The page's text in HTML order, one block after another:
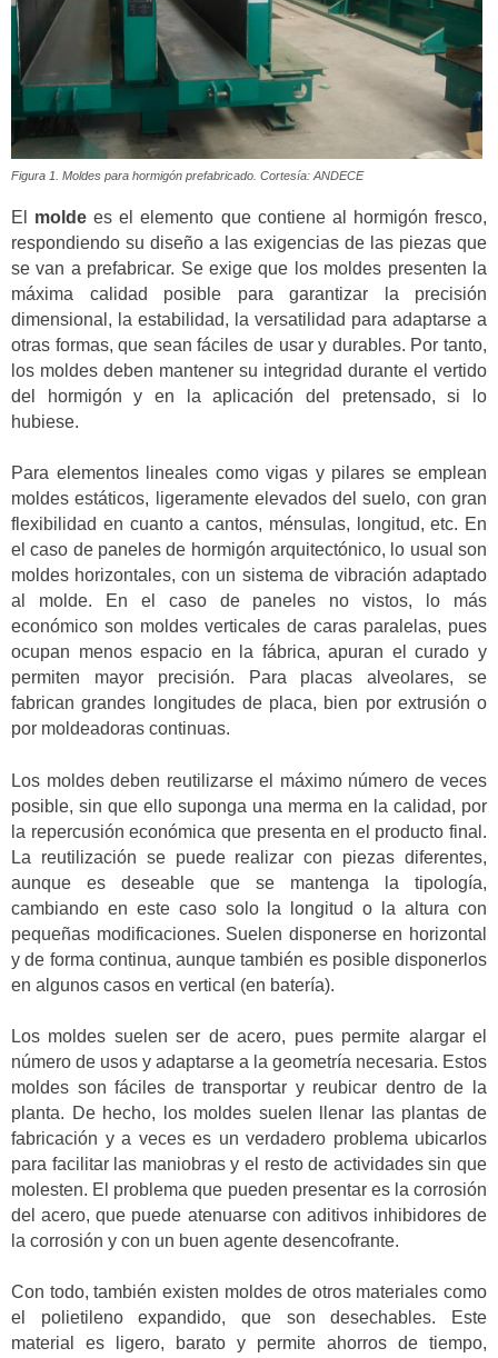
Figura 1. Moldes para hormigón prefabricado. Cortesía: ANDECE
El molde es el elemento que contiene al hormigón fresco,
respondiendo su diseño a las exigencias de las piezas que
se van a prefabricar. Se exige que los moldes presenten la
máxima calidad posible para garantizar la precisión
dimensional, la estabilidad, la versatilidad para adaptarse a
otras formas, que sean fáciles de usar y durables. Por tanto,
los moldes deben mantener su integridad durante el vertido
del hormigón y en la aplicación del pretensado, si lo
hubiese.
Para elementos lineales como vigas y pilares se emplean
moldes estáticos, ligeramente elevados del suelo, con gran
flexibilidad en cuanto a cantos, ménsulas, longitud, etc. En
el caso de paneles de hormigón arquitectónico, lo usual son
moldes horizontales, con un sistema de vibración adaptado
al molde. En el caso de paneles no vistos, lo más
económico son moldes verticales de caras paralelas, pues
ocupan menos espacio en la fábrica, apuran el curado y
permiten mayor precisión. Para placas alveolares, se
fabrican grandes longitudes de placa, bien por extrusión o
por moldeadoras continuas.
Los moldes deben reutilizarse el máximo número de veces
posible, sin que ello suponga una merma en la calidad, por
la repercusión económica que presenta en el producto final.
La reutilización se puede realizar con piezas diferentes,
aunque es deseable que se mantenga la tipología,
cambiando en este caso solo la longitud o la altura con
pequeñas modificaciones. Suelen disponerse en horizontal
y de forma continua, aunque también es posible disponerlos
en algunos casos en vertical (en batería).
Los moldes suelen ser de acero, pues permite alargar el
número de usos y adaptarse a la geometría necesaria. Estos
moldes son fáciles de transportar y reubicar dentro de la
planta. De hecho, los moldes suelen llenar las plantas de
fabricación y a veces es un verdadero problema ubicarlos
para facilitar las maniobras y el resto de actividades sin que
molesten. El problema que pueden presentar es la corrosión
del acero, que puede atenuarse con aditivos inhibidores de
la corrosión y con un buen agente desencofrante.
Con todo, también existen moldes de otros materiales como
el polietileno expandido, que son desechables. Este
material es ligero, barato y permite ahorros de tiempo,